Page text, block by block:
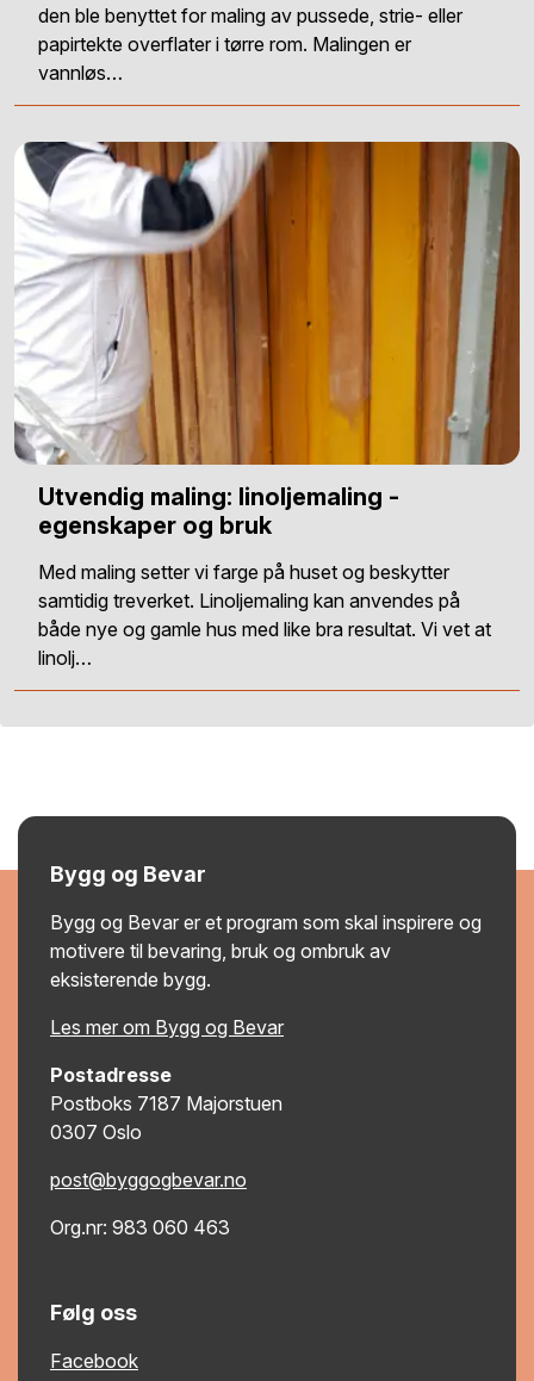
den ble benyttet for maling av pussede, strie- eller
papirtekte overflater i tørre rom. Malingen er
vannløs…
Utvendig maling: linoljemaling -
egenskaper og bruk
Med maling setter vi farge på huset og beskytter
samtidig treverket. Linoljemaling kan anvendes på
både nye og gamle hus med like bra resultat. Vi vet at
linolj…
Bygg og Bevar
Bygg og Bevar er et program som skal inspirere og
motivere til bevaring, bruk og ombruk av
eksisterende bygg.
Les mer om Bygg og Bevar
Postadresse
Postboks 7187 Majorstuen
0307 Oslo
post@byggogbevar.no
Org.nr: 983 060 463
Følg oss
Facebook